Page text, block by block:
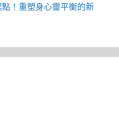
！重塑身心靈平衡的新